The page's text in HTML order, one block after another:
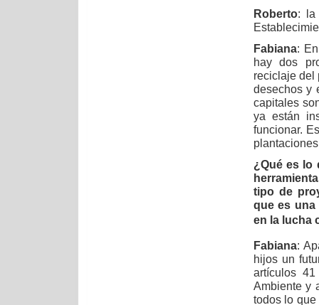
Roberto: la
Fabiana:
hay dos
reciclaje del
desechos y
capitales
ya están
funcionar.
¿Qué es lo
tipo de
que es una
en la lucha
Fabiana:
hijos un
artículos
Ambiente y
todos lo